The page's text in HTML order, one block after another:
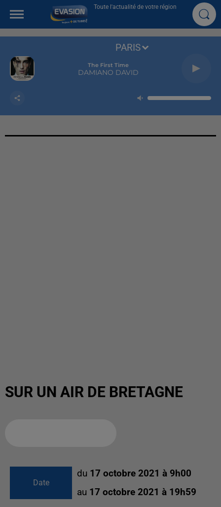
Toute l'actualité de votre région
The First Time
DAMIANO DAVID
PARIS
SUR UN AIR DE BRETAGNE
Date
du 17 octobre 2021 à 9h00
au 17 octobre 2021 à 19h59